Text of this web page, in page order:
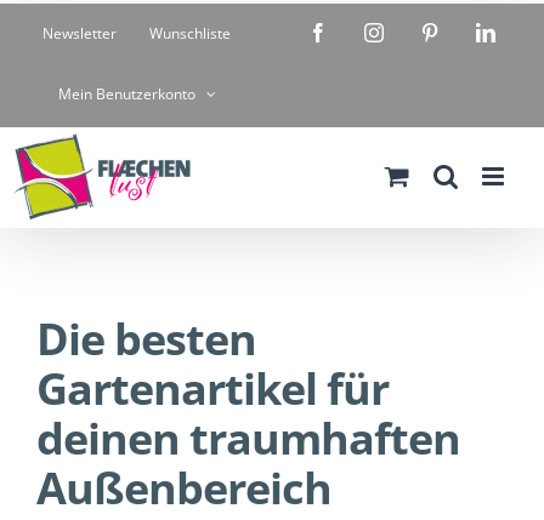
springen
Newsletter Wunschliste
Mein Benutzerkonto
FacebookInstagramPinterest
Die besten
Gartenartikel für
deinen traumhaften
Außenbereich